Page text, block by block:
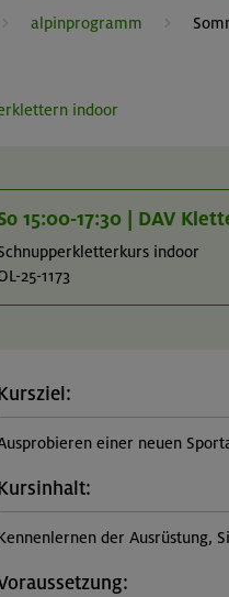
alpinprogramm
indoor
15:00-17:30 | DAV
indoor
25-1173
einer neuen
der Ausrüstung,